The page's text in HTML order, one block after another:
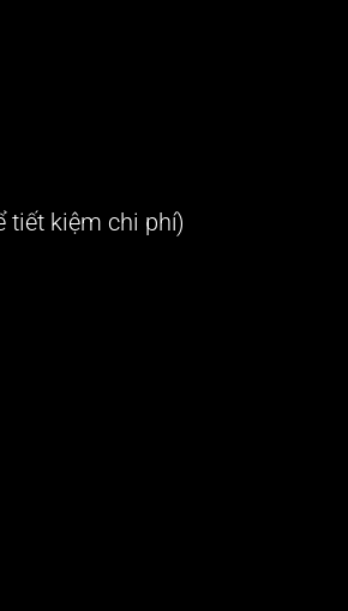
tiết kiệm chi phí)